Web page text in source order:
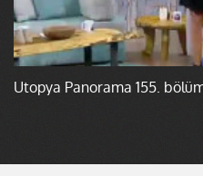
Ütopya Panorama 155.